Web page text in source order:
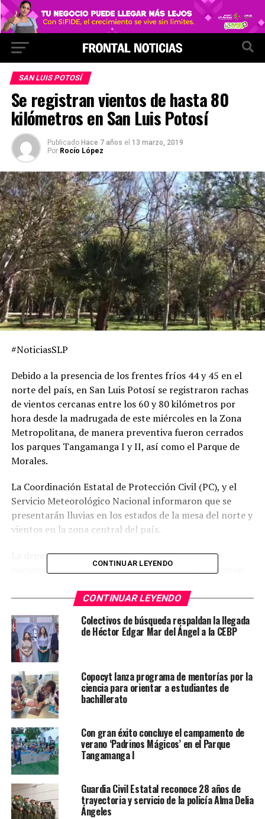
SAN LUIS POTOSÍ
Se registran vientos de hasta 80
kilómetros en San Luis Potosí
Publicado Hace 7 años el 13 marzo, 2019
Por Rocío López
#NoticiasSLP
Debido a la presencia de los frentes fríos 44 y 45 en el
norte del país, en San Luis Potosí se registraron rachas
de vientos cercanas entre los 60 y 80 kilómetros por
hora desde la madrugada de este miércoles en la Zona
Metropolitana, de manera preventiva fueron cerrados
los parques Tangamanga I y II, así como el Parque de
Morales.
La Coordinación Estatal de Protección Civil (PC), y el
Servicio Meteorológico Nacional informaron que se
presentarán lluvias en los estados de la mesa del norte y
vientos en la zona central del país.
La dependencia recomienda a la población que se
encuentre alerta de cualquier información que emitan
Se recomienda no realizar trabajos en alturas, quitar
objetos de balcones y techos que se destruyan con el
fuerte aire y causar daños, así como evitar estar debajo
de árboles, de estructuras frágiles y en todo momento
se existen situaciones de emergencia reportarlas al
sistema 911.
La dependencia enfatizó que esta condición climática es
posible que se presenten por al menos dos días, por lo
que también se solicitó a la población estar atenta a la
información que se difunda sobre las condiciones
meteorológicas durante las próximas horas en las redes
oficiales y medios de comunicación.
TEMAS RELACIONADOS FEATURED
CONTINUAR LEYENDO
CONTINUAR LEYENDO
Colectivos de búsqueda respaldan la llegada
de Héctor Edgar Mar del Ángel a la CEBP
Copocyt lanza programa de mentorías por la
ciencia para orientar a estudiantes de
bachillerato
Con gran éxito concluye el campamento de
verano ‘Padrinos Mágicos’ en el Parque
Tangamanga I
Guardia Civil Estatal reconoce 28 años de
trayectoria y servicio de la policía Alma Delia
Ángeles